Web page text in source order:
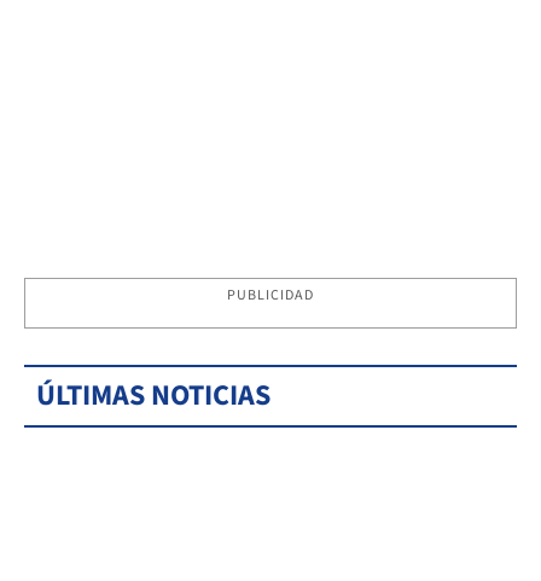
PUBLICIDAD
ÚLTIMAS NOTICIAS